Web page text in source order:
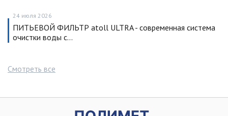
24 июля 2026
ПИТЬЕВОЙ ФИЛЬТР atoll ULTRA - современная система
очистки воды с…
Смотреть все